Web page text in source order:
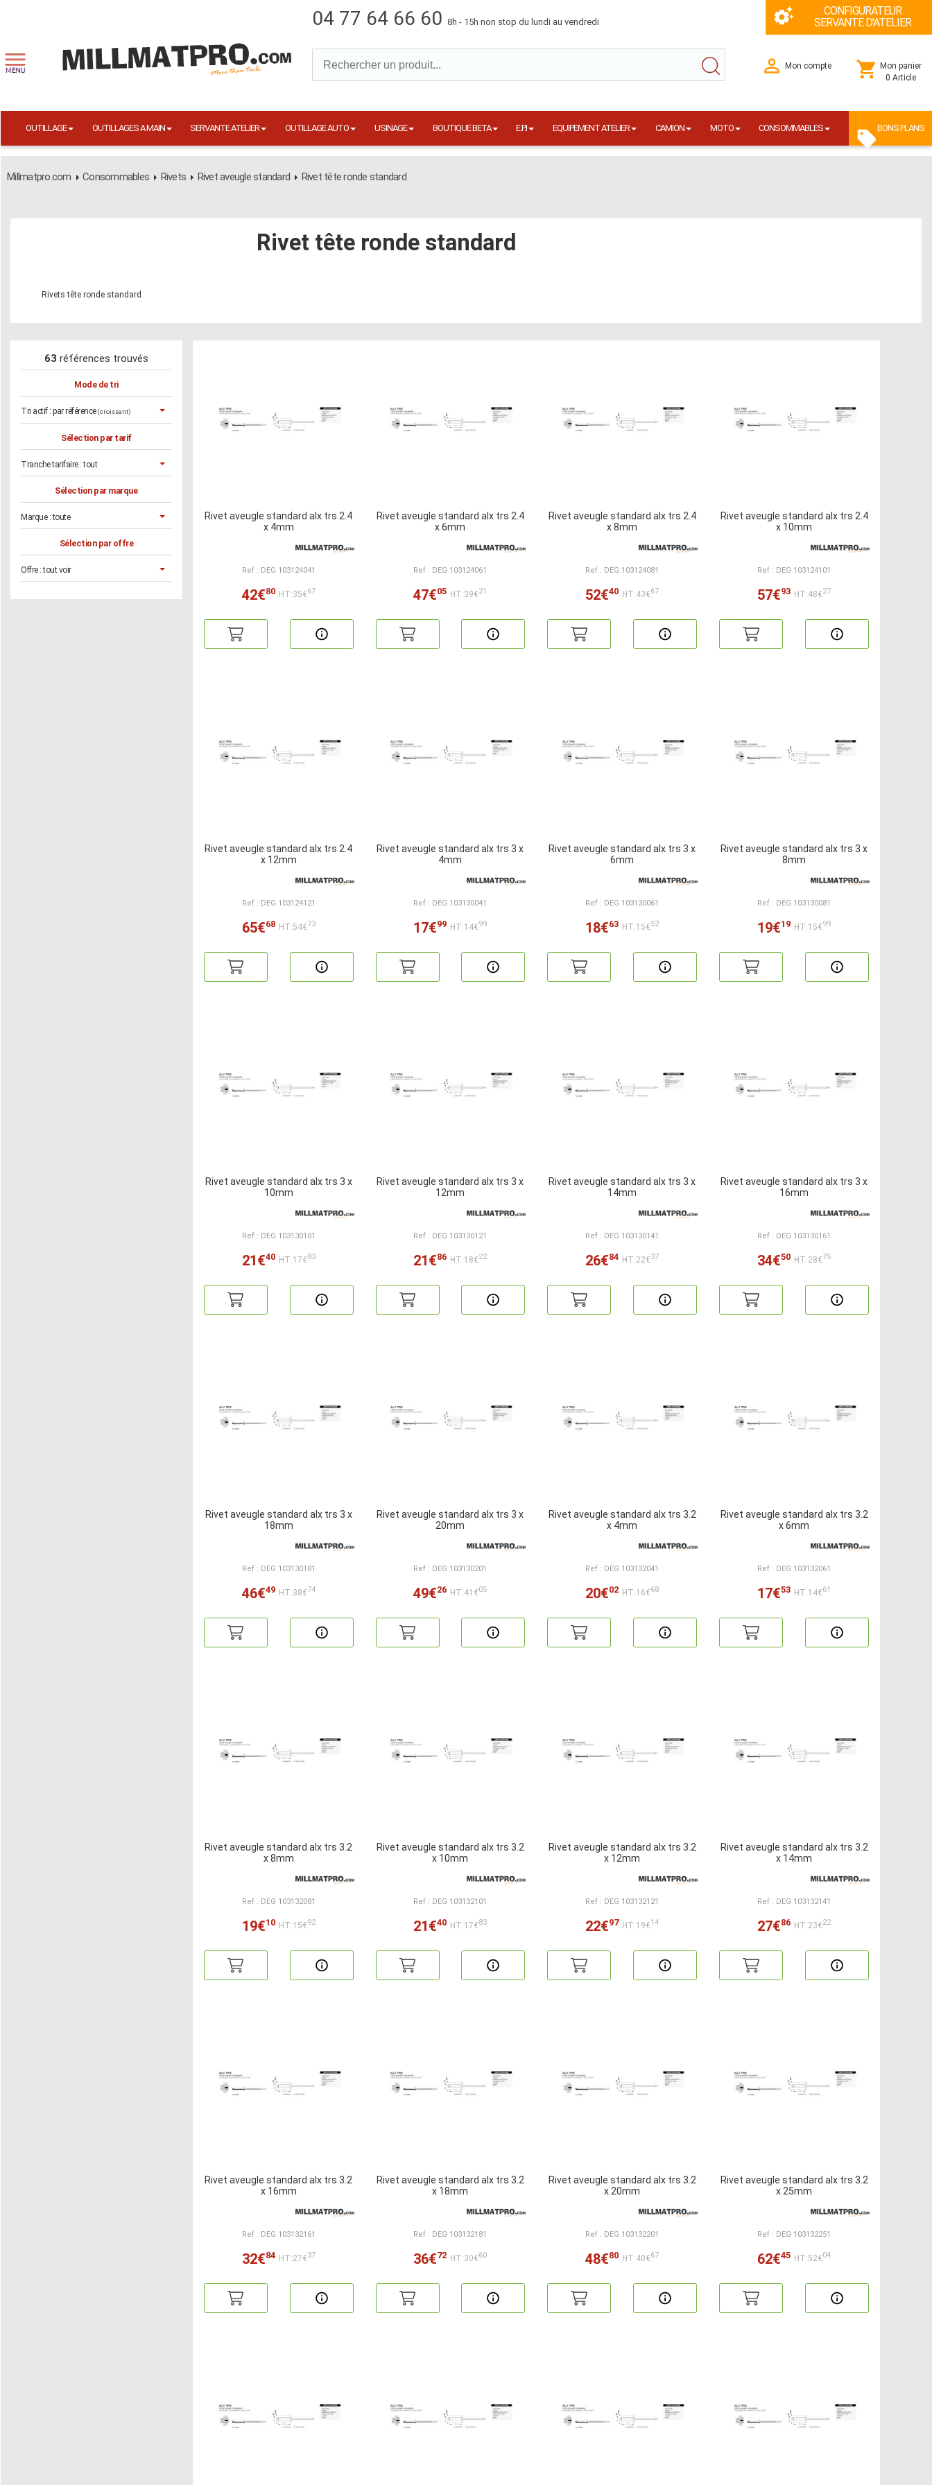
04 77 64 66 60 8h - 15h non stop du lundi au vendredi
CONFIGURATEUR
SERVANTE D'ATELIER
Mon compte
Mon panier
0 Article
OUTILLAGE OUTILLAGES A MAIN SERVANTE ATELIER OUTILLAGE AUTO USINAGE BOUTIQUE BETA E.P.I EQUIPEMENT ATELIER CAMION MOTO CONSOMMABLES BONS PLANS
Millmatpro.com Consommables Rivets Rivet aveugle standard Rivet tête ronde standard
Rivet tête ronde standard
Rivets tête ronde standard
63 références trouvés
Mode de tri
Tri actif : par référence (croissant)
Sélection par tarif
Tranche tarifaire :tout
Sélection par marque
Marque :toute
Sélection par offre
Offre :tout voir
Rivet aveugle standard alx trs 2.4
x 4mm
Ref : DEG 103124041
42€80 HT:35€67
Rivet aveugle standard alx trs 2.4
x 6mm
Ref : DEG 103124061
47€05 HT:39€21
Rivet aveugle standard alx trs 2.4
x 8mm
Ref : DEG 103124081
52€40 HT:43€67
Rivet aveugle standard alx trs 2.4
x 10mm
Ref : DEG 103124101
57€93 HT:48€27
Rivet aveugle standard alx trs 2.4
x 12mm
Ref : DEG 103124121
65€68 HT:54€73
Rivet aveugle standard alx trs 3 x
4mm
Ref : DEG 103130041
17€99 HT:14€99
Rivet aveugle standard alx trs 3 x
6mm
Ref : DEG 103130061
18€63 HT:15€52
Rivet aveugle standard alx trs 3 x
8mm
Ref : DEG 103130081
19€19 HT:15€99
Rivet aveugle standard alx trs 3 x
10mm
Ref : DEG 103130101
21€40 HT:17€83
Rivet aveugle standard alx trs 3 x
12mm
Ref : DEG 103130121
21€86 HT:18€22
Rivet aveugle standard alx trs 3 x
14mm
Ref : DEG 103130141
26€84 HT:22€37
Rivet aveugle standard alx trs 3 x
16mm
Ref : DEG 103130161
34€50 HT:28€75
Rivet aveugle standard alx trs 3 x
18mm
Ref : DEG 103130181
46€49 HT:38€74
Rivet aveugle standard alx trs 3 x
20mm
Ref : DEG 103130201
49€26 HT:41€05
Rivet aveugle standard alx trs 3.2
x 4mm
Ref : DEG 103132041
20€02 HT:16€68
Rivet aveugle standard alx trs 3.2
x 6mm
Ref : DEG 103132061
17€53 HT:14€61
Rivet aveugle standard alx trs 3.2
x 8mm
Ref : DEG 103132081
19€10 HT:15€92
Rivet aveugle standard alx trs 3.2
x 10mm
Ref : DEG 103132101
21€40 HT:17€83
Rivet aveugle standard alx trs 3.2
x 12mm
Ref : DEG 103132121
22€97 HT:19€14
Rivet aveugle standard alx trs 3.2
x 14mm
Ref : DEG 103132141
27€86 HT:23€22
Rivet aveugle standard alx trs 3.2
x 16mm
Ref : DEG 103132161
32€84 HT:27€37
Rivet aveugle standard alx trs 3.2
x 18mm
Ref : DEG 103132181
36€72 HT:30€60
Rivet aveugle standard alx trs 3.2
x 20mm
Ref : DEG 103132201
48€80 HT:40€67
Rivet aveugle standard alx trs 3.2
x 25mm
Ref : DEG 103132251
62€45 HT:52€04